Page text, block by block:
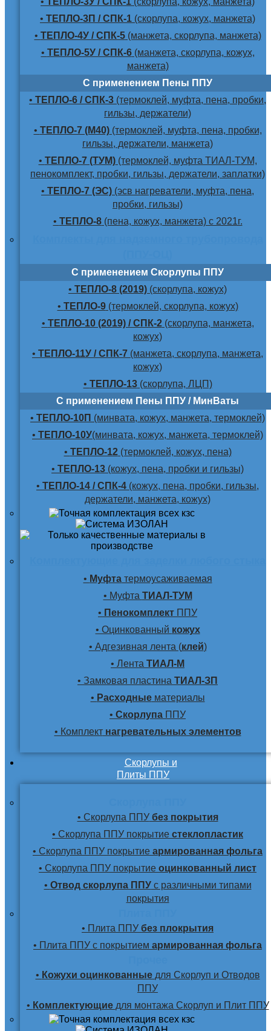
• ТЕПЛО-3П / СПК-1 (скорлупа, кожух, манжета)
• ТЕПЛО-4У / СПК-5(манжета, скорлупа, манжета)
• ТЕПЛО-5У / СПК-6(манжета, скорлупа, кожух,
манжета)
С применением Пены ППУ
• ТЕПЛО-6 / СПК-3 (термоклей, муфта, пена, пробки,
гильзы, держатели)
• ТЕПЛО-7 (М40)(термоклей, муфта, пена, пробки,
гильзы, держатели, манжета)
• ТЕПЛО-7 (ТУМ)(термоклей, муфта ТИАЛ-ТУМ,
пенокомплект, пробки, гильзы, держатели, заплатки)
• ТЕПЛО-7 (ЭС) (эсв нагреватели, муфта, пена,
пробки, гильзы)
• ТЕПЛО-8(пена, кожух, манжета) с 2021г.
С применением Скорлупы ППУ
• ТЕПЛО-8 (2019) (скорлупа, кожух)
• ТЕПЛО-9(термоклей, скорлупа, кожух)
• ТЕПЛО-10 (2019) / СПК-2(скорлупа, манжета,
кожух)
• ТЕПЛО-11У / СПК-7 (манжета, скорлупа, манжета,
кожух)
• ТЕПЛО-13(скорлупа, ЛЦП)
С применением Пены ППУ / МинВаты
• ТЕПЛО-10П (минвата, кожух, манжета, термоклей)
• ТЕПЛО-10У(минвата, кожух, манжета, термоклей)
• ТЕПЛО-12(термоклей, кожух, пена)
• ТЕПЛО-13 (кожух, пена, пробки и гильзы)
• ТЕПЛО-14 / СПК-4 (кожух, пена, пробки, гильзы,
держатели, манжета, кожух)
• Муфтатермоусаживаемая
• Муфта ТИАЛ-ТУМ
• Пенокомплект ППУ
• Оцинкованный кожух
• Адгезивная лента (клей)
• Лента ТИАЛ-М
• Замковая пластина ТИАЛ-ЗП
• Расходныематериалы
• Скорлупа ППУ
• Комплектнагревательных элементов
Скорлупы и
Плиты ППУ
• Скорлупа ППУбез покрытия
• Скорлупа ППУ покрытие стеклопластик
• Скорлупа ППУ покрытие армированная фольга
• Скорлупа ППУ покрытие оцинкованный лист
• Отвод скорлупа ППУс различными типами
покрытия
• Плита ППУ без плокрытия
• Плита ППУ с покрытием армированная фольга
• Кожухи оцинкованные для Скорлуп и Отводов
ППУ
• Комплектующие для монтажа Скорлуп и Плит ППУ